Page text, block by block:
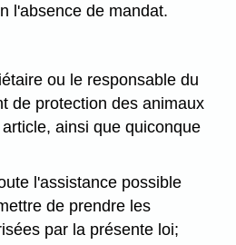
l'absence de mandat.
ou le responsable du
de protection des animaux
ainsi que quiconque
l'assistance possible
de prendre les
par la présente loi;